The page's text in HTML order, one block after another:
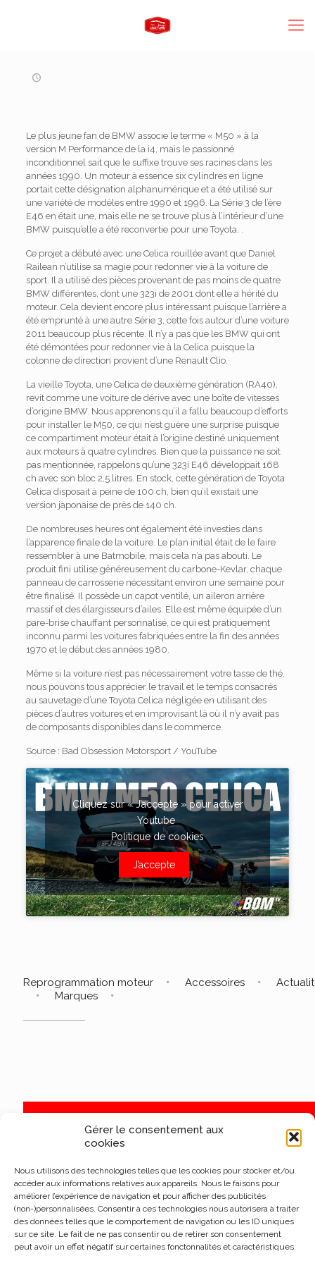
Gérer le consentement aux
cookies
Nous utilisons des technologies telles que les cookies pour stocker et/ou
accéder aux informations relatives aux appareils. Nous le faisons pour
améliorer l’expérience de navigation et pour afficher des publicités
(non-)personnalisées. Consentir à ces technologies nous autorisera à traiter
des données telles que le comportement de navigation ou les ID uniques
sur ce site. Le fait de ne pas consentir ou de retirer son consentement
peut avoir un effet négatif sur certaines fonctonnalités et caractéristiques.
Le plus jeune fan de BMW associe le terme « M50 » à la
version M Performance de la i4, mais le passionné
inconditionnel sait que le suffixe trouve ses racines dans les
années 1990. Un moteur à essence six cylindres en ligne
portait cette désignation alphanumérique et a été utilisé sur
une variété de modèles entre 1990 et 1996. La Série 3 de l’ère
E46 en était une, mais elle ne se trouve plus à l’intérieur d’une
BMW puisqu’elle a été reconvertie pour une Toyota. .
Ce projet a débuté avec une Celica rouillée avant que Daniel
Railean n’utilise sa magie pour redonner vie à la voiture de
sport. Il a utilisé des pièces provenant de pas moins de quatre
BMW différentes, dont une 323i de 2001 dont elle a hérité du
moteur. Cela devient encore plus intéressant puisque l’arrière a
été emprunté à une autre Série 3, cette fois autour d’une voiture
2011 beaucoup plus récente. Il n’y a pas que les BMW qui ont
été démontées pour redonner vie à la Celica puisque la
colonne de direction provient d’une Renault Clio.
La vieille Toyota, une Celica de deuxième génération (RA40),
revit comme une voiture de dérive avec une boîte de vitesses
d’origine BMW. Nous apprenons qu’il a fallu beaucoup d’efforts
pour installer le M50, ce qui n’est guère une surprise puisque
ce compartiment moteur était à l’origine destiné uniquement
aux moteurs à quatre cylindres. Bien que la puissance ne soit
pas mentionnée, rappelons qu’une 323i E46 développait 168
ch avec son bloc 2,5 litres. En stock, cette génération de Toyota
Celica disposait à peine de 100 ch, bien qu’il existait une
version japonaise de près de 140 ch.
De nombreuses heures ont également été investies dans
l’apparence finale de la voiture. Le plan initial était de le faire
ressembler à une Batmobile, mais cela n’a pas abouti. Le
produit fini utilise généreusement du carbone-Kevlar, chaque
panneau de carrosserie nécessitant environ une semaine pour
être finalisé. Il possède un capot ventilé, un aileron arrière
massif et des élargisseurs d’ailes. Elle est même équipée d’un
pare-brise chauffant personnalisé, ce qui est pratiquement
inconnu parmi les voitures fabriquées entre la fin des années
1970 et le début des années 1980.
Même si la voiture n’est pas nécessairement votre tasse de thé,
nous pouvons tous apprécier le travail et le temps consacrés
au sauvetage d’une Toyota Celica négligée en utilisant des
pièces d’autres voitures et en improvisant là où il n’y avait pas
de composants disponibles dans le commerce.
Source : Bad Obsession Motorsport / YouTube
Cliquez sur « J’accepte » pour activer
Youtube
Politique de cookies
J’accepte
Reprogrammation moteur Accessoires
Marques